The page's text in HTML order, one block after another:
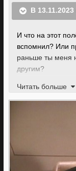
В
И что на этот
вспомнил? Или
раньше ты меня
другим?
Что тебя так
Твои методы
можешь не
Читать больше